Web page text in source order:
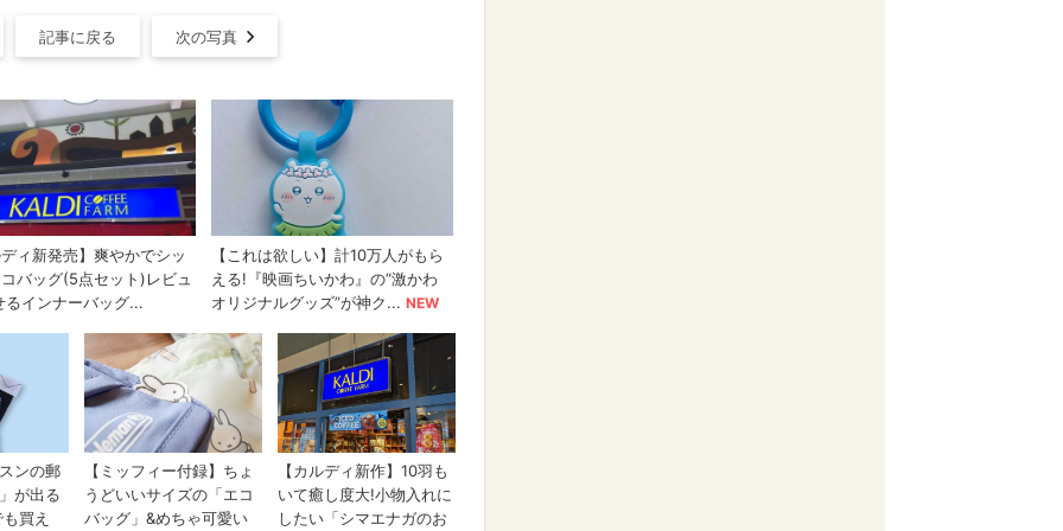
記事に戻る 次の写真